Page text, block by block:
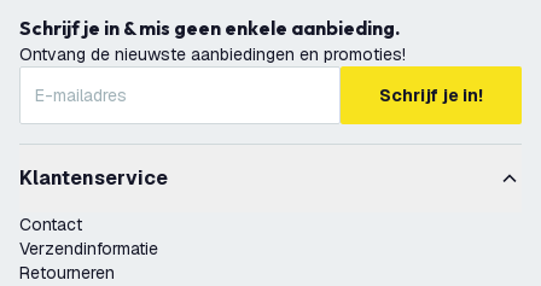
Schrijf je in & mis geen enkele aanbieding.
Ontvang de nieuwste aanbiedingen en promoties!
Schrijf je in!
Klantenservice
Contact
Verzendinformatie
Retourneren